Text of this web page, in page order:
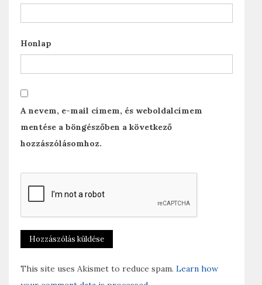
Honlap
A nevem, e-mail címem, és weboldalcímem
mentése a böngészőben a következő
hozzászólásomhoz.
This site uses Akismet to reduce spam. Learn how